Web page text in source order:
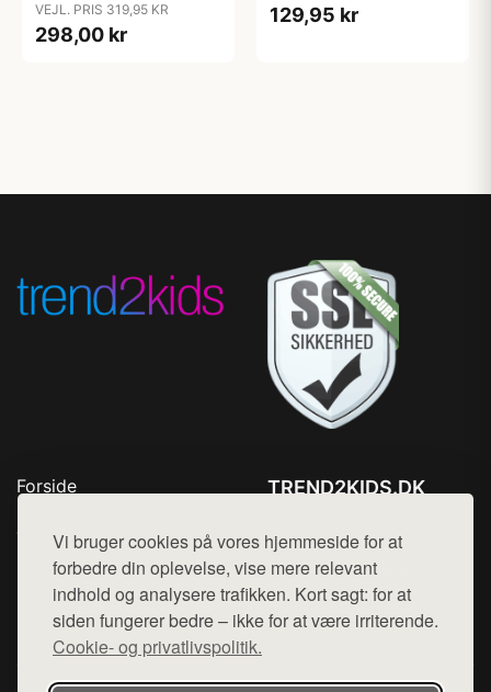
Vi bruger cookies på vores hjemmeside for at
forbedre din oplevelse, vise mere relevant
indhold og analysere trafikken. Kort sagt: for at
siden fungerer bedre – ikke for at være irriterende.
Cookie- og privatlivspolitik.
VEJL. PRIS 319,95 KR
298,00 kr
129,95 kr
Forside
Top Rabatter
Blog
Kontakt
TREND2KIDS.DK
Mail: hej@want.dk
Cookie- og privatlivspolitik